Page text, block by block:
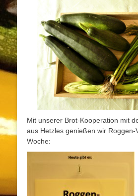
Mit unserer Brot-Kooperation mit
aus Hetzles genießen wir Roggen-
Woche: